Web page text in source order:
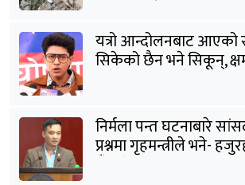
यत्रो आन्दोलनबाट
सिकेको छैन भने सिकून्,
निर्मला पन्त घटनाबारे
प्रश्नमा गृहमन्त्रीले भने-